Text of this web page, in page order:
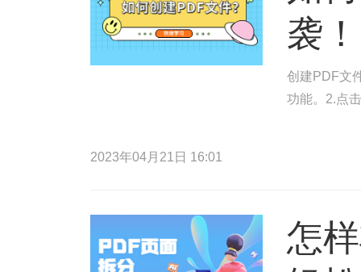
袭！
创建PDF文
功能。2.点
2023年04月21日 16:01
怎